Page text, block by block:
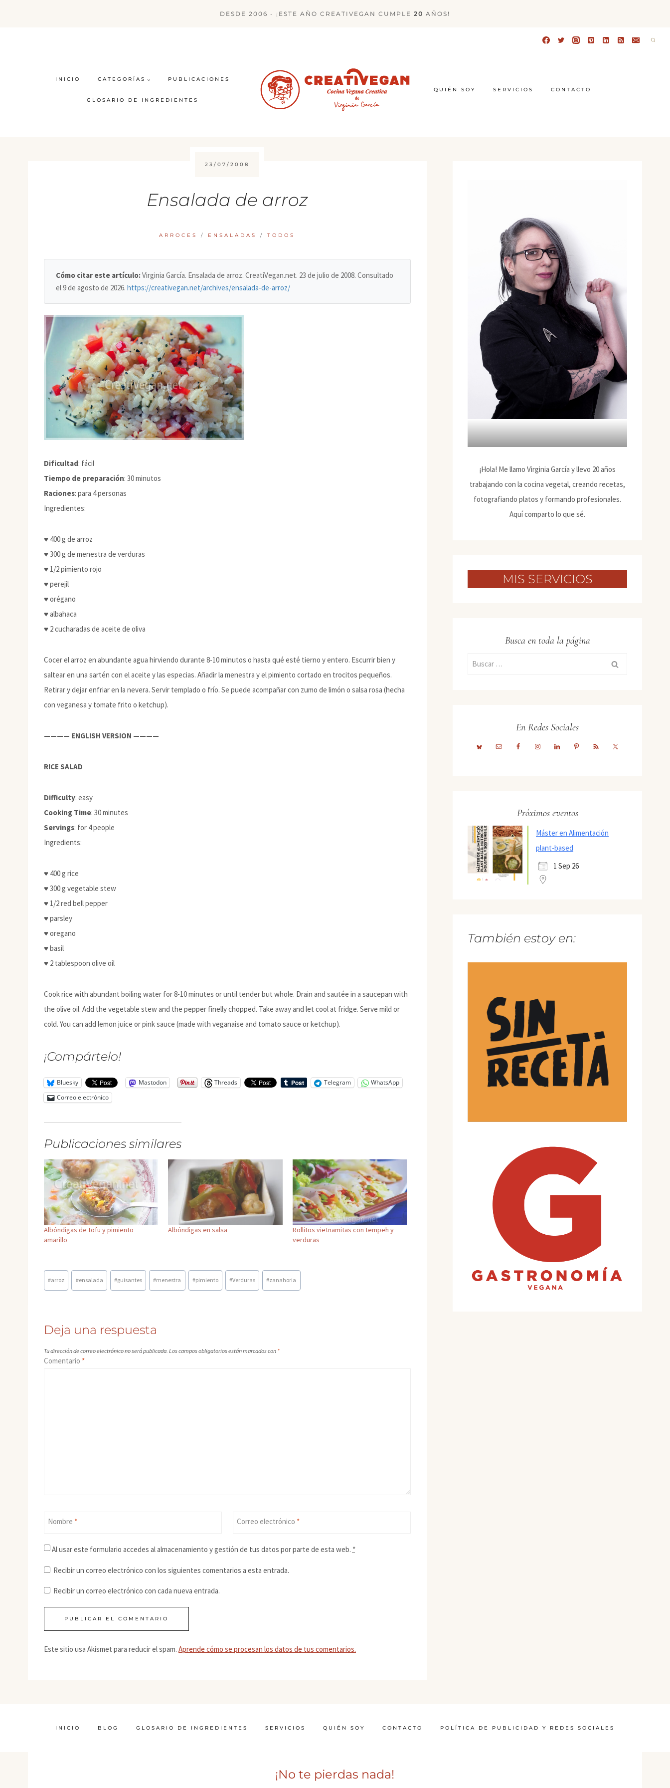
DESDE 2006 - ¡ESTE AÑO CREATIVEGAN CUMPLE 20 AÑOS!
INICIO CATEGORÍAS PUBLICACIONES
GLOSARIO DE INGREDIENTES
QUIÉN SOY SERVICIOS CONTACTO
23/07/2008
Ensalada de arroz
ARROCES / ENSALADAS /TODOS
Cómo citar este artículo:Virginia García. Ensalada de arroz. CreatiVegan.net. 23 de julio de 2008. Consultado
el9 de agosto de 2026. https://creativegan.net/archives/ensalada-de-arroz/
Dificultad: fácil
Tiempo de preparación: 30 minutos
Raciones: para 4 personas
Ingredientes:
♥ 400 g de arroz
♥ 300 g de menestra de verduras
♥ 1/2 pimiento rojo
♥ perejil
♥ orégano
♥ albahaca
♥ 2 cucharadas de aceite de oliva
Cocer el arroz en abundante agua hirviendo durante 8-10 minutos o hasta qué esté tierno y entero. Escurrir bien y
saltear en una sartén con el aceite y las especias. Añadir la menestra y el pimiento cortado en trocitos pequeños.
Retirar y dejar enfriar en la nevera. Servir templado o frío. Se puede acompañar con zumo de limón o salsa rosa (hecha
con veganesa y tomate frito o ketchup).
———— ENGLISH VERSION ————
RICE SALAD
Difficulty: easy
Cooking Time: 30 minutes
Servings: for 4 people
Ingredients:
♥ 400 g rice
♥ 300 g vegetable stew
♥ 1/2 red bell pepper
♥ parsley
♥ oregano
♥ basil
♥ 2 tablespoon olive oil
Cook rice with abundant boiling water for 8-10 minutes or until tender but whole. Drain and sautée in a saucepan with
the olive oil. Add the vegetable stew and the pepper finelly chopped. Take away and let cool at fridge. Serve mild or
cold. You can add lemon juice or pink sauce (made with veganaise and tomato sauce or ketchup).
¡Compártelo!
Bluesky Mastodon Threads Telegram
WhatsApp
Correo electrónico
Publicaciones similares
Albóndigas de tofu y pimiento
amarillo
Albóndigas en salsa
Rollitos vietnamitas con tempeh y
verduras
Etiquetas
de
#arroz #ensalada #guisantes #menestra #pimiento #Verduras #zanahoria
Deja una respuesta
Tu dirección de correo electrónico no será publicada. Los campos obligatorios están marcados con *
Comentario *
Nombre * Correo electrónico *
Al usar este formulario accedes al almacenamiento y gestión de tus datos por parte de esta web. *
Recibir un correo electrónico con los siguientes comentarios a esta entrada.
Recibir un correo electrónico con cada nueva entrada.
Este sitio usa Akismet para reducir el spam. Aprende cómo se procesan los datos de tus comentarios.
¡Hola! Me llamo Virginia García y llevo 20 años
trabajando con la cocina vegetal, creando recetas,
fotografiando platos y formando profesionales.
Aquí comparto lo que sé.
MIS SERVICIOS
Busca en toda la página
Buscar:
En Redes Sociales
Próximos eventos
Máster en Alimentación
plant-based
1 Sep 26
También estoy en:
INICIO BLOG GLOSARIO DE INGREDIENTES SERVICIOS QUIÉN SOY CONTACTO POLÍTICA DE PUBLICIDAD Y REDES SOCIALES
¡No te pierdas nada!